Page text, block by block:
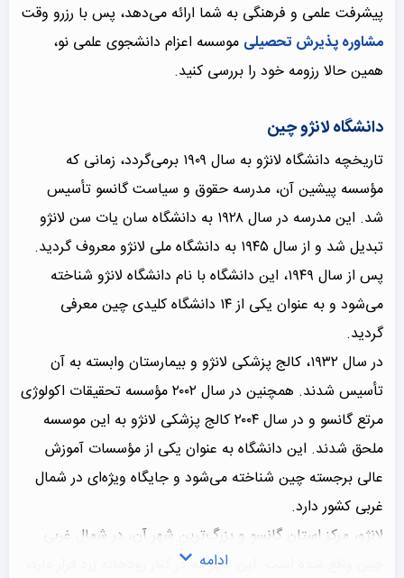
پیشرفت علمی و فرهنگی به شما ارائه می‌دهد، پس با رزرو وقت
مشاوره پذیرش تحصیلی موسسه اعزام دانشجوی علمی نو،
همین حالا رزومه خود را بررسی کنید.
دانشگاه لانژو چین
تاریخچه دانشگاه لانژو به سال ۱۹۰۹ برمی‌گردد، زمانی که
مؤسسه پیشین آن، مدرسه حقوق و سیاست گانسو تأسیس
شد. این مدرسه در سال ۱۹۲۸ به دانشگاه سان یات سن لانژو
تبدیل شد و از سال ۱۹۴۵ به دانشگاه ملی لانژو معروف گردید.
پس از سال ۱۹۴۹، این دانشگاه با نام دانشگاه لانژو شناخته
می‌شود و به عنوان یکی از ۱۴ دانشگاه کلیدی چین معرفی
گردید.
در سال ۱۹۳۲، کالج پزشکی لانژو و بیمارستان وابسته به آن
تأسیس شدند. همچنین در سال ۲۰۰۲ مؤسسه تحقیقات اکولوژی
مرتع گانسو و در سال ۲۰۰۴ کالج پزشکی لانژو به این موسسه
ملحق شدند. این دانشگاه به عنوان یکی از مؤسسات آموزش
عالی برجسته چین شناخته می‌شود و جایگاه ویژه‌ای در شمال
غربی کشور دارد.
لانژو، مرکز استان گانسو و بزرگ‌ترین شهر آن، در شمال غربی
چین واقع شده است. این شهر که در کنار رودخانه زرد قرار دارد،
ادامه